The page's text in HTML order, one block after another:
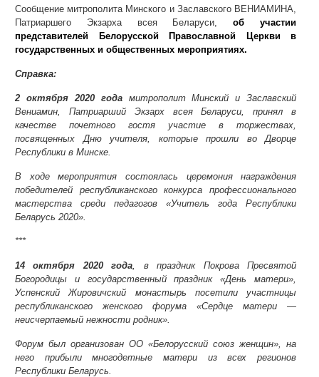
Сообщение митрополита Минского и Заславского ВЕНИАМИНА,
Патриаршего Экзарха всея Беларуси,об участии
представителей Белорусской Православной Церкви в
государственных и общественных мероприятиях.
Справка:
2 октября 2020 годамитрополит Минский и Заславский
Вениамин, Патриарший Экзарх всея Беларуси, принял в
качестве почетного гостя участие в торжествах,
посвященных Дню учителя, которые прошли во Дворце
Республики в Минске.
В ходе мероприятия состоялась церемония награждения
победителей республиканского конкурса профессионального
мастерства среди педагогов «Учитель года Республики
Беларусь 2020».
***
14 октября 2020 года, в праздник Покрова Пресвятой
Богородицы и государственный праздник «День матери»,
Успенский Жировичский монастырь посетили участницы
республиканского женского форума «Сердце матери —
неисчерпаемый нежности родник».
Форум был организован ОО «Белорусский союз женщин», на
него прибыли многодетные матери из всех регионов
Республики Беларусь.